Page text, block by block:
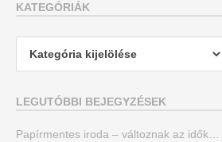
KATEGÓRIÁK
Kategóriák
LEGUTÓBBI BEJEGYZÉSEK
Papírmentes iroda – változnak az idők…